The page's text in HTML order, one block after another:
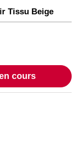
Tissu Beige
cours